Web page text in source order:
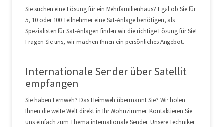
Sie suchen eine Lösung für ein Mehrfamilienhaus? Egal ob Sie für
5, 10 oder 100 Teilnehmer eine Sat-Anlage benötigen, als
Spezialisten für Sat-Anlagen finden wir die richtige Lösung für Sie!
Fragen Sie uns, wir machen Ihnen ein persönliches Angebot.
Internationale Sender über Satellit
empfangen
Sie haben Fernweh? Das Heimweh übermannt Sie? Wir holen
Ihnen die weite Welt direkt in Ihr Wohnzimmer. Kontaktieren Sie
uns einfach zum Thema internationale Sender. Unsere Techniker